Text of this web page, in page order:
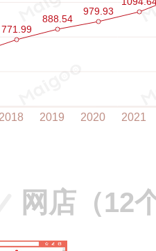
网店（12